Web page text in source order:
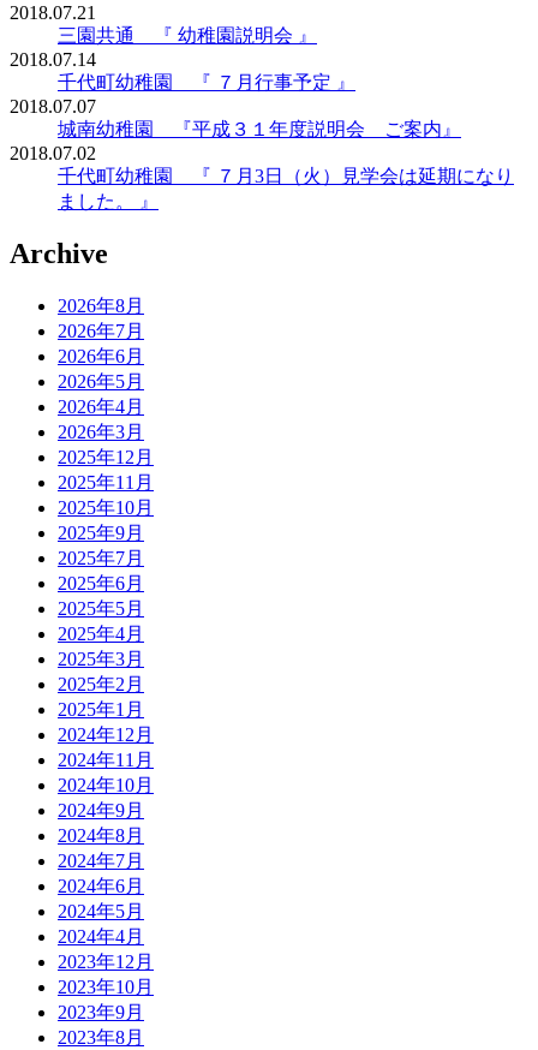
2018.07.21
三園共通 『 幼稚園説明会 』
2018.07.14
千代町幼稚園 『 ７月行事予定 』
2018.07.07
城南幼稚園 『平成３１年度説明会 ご案内』
2018.07.02
千代町幼稚園 『 ７月3日（火）見学会は延期になり
ました。 』
Archive
2026年8月
2026年7月
2026年6月
2026年5月
2026年4月
2026年3月
2025年12月
2025年11月
2025年10月
2025年9月
2025年7月
2025年6月
2025年5月
2025年4月
2025年3月
2025年2月
2025年1月
2024年12月
2024年11月
2024年10月
2024年9月
2024年8月
2024年7月
2024年6月
2024年5月
2024年4月
2023年12月
2023年10月
2023年9月
2023年8月